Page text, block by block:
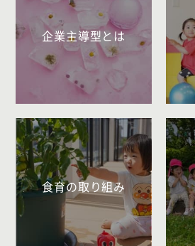
企業主導型とは
食育の取り組み